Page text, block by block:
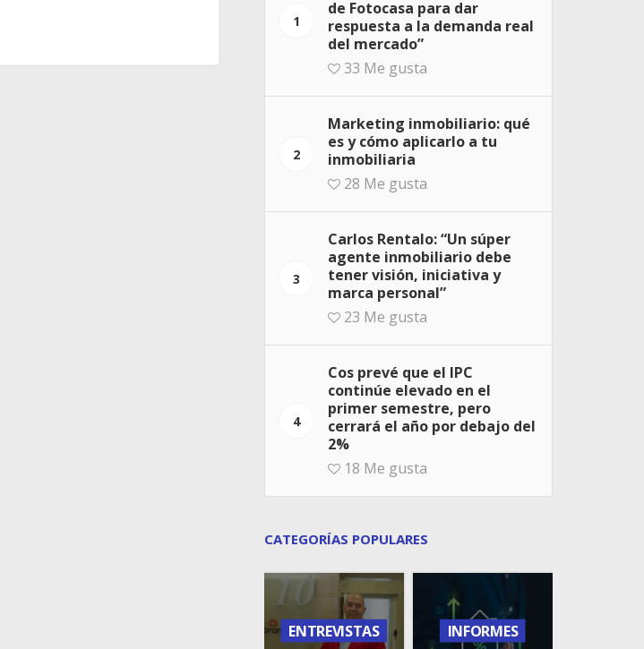
1
de Fotocasa para dar
respuesta a la demanda real
del mercado”
33 Me gusta
2
Marketing inmobiliario: qué
es y cómo aplicarlo a tu
inmobiliaria
28 Me gusta
3
Carlos Rentalo: “Un súper
agente inmobiliario debe
tener visión, iniciativa y
marca personal”
23 Me gusta
4
Cos prevé que el IPC
continúe elevado en el
primer semestre, pero
cerrará el año por debajo del
2%
18 Me gusta
CATEGORÍAS POPULARES
ENTREVISTAS INFORMES